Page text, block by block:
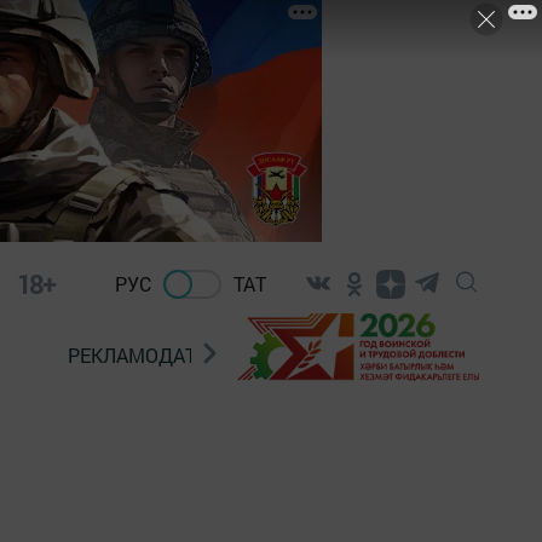
18+ РУС ТАТ
РЕКЛАМОДАТЕЛЯМ